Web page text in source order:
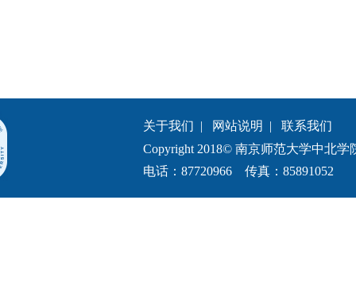
关于我们 | 网站说明 | 联系我们
Copyright 2018© 南京师范大学中北学
电话：87720966 传真：85891052